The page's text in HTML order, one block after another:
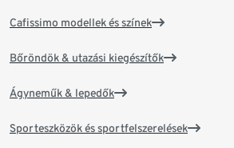
Cafissimo modellek és színek
Bőröndök & utazási kiegészítők
Ágyneműk & lepedők
Sporteszközök és sportfelszerelések